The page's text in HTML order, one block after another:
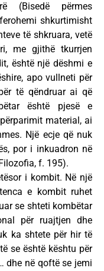
(Bisedë përmes
shkurtimisht
të shkruara, vetë
me gjithë tkurrjen
është një dëshmi e
apo vullneti për
të qëndruar ai që
është pjesë e
material, ai
Një ecje që nuk
por i inkuadron në
f. 195).
i kombit. Në një
e kombit ruhet
se shteti kombëtar
për ruajtjen dhe
ka shtete për hir të
se është kështu për
dhe në qoftë se jemi